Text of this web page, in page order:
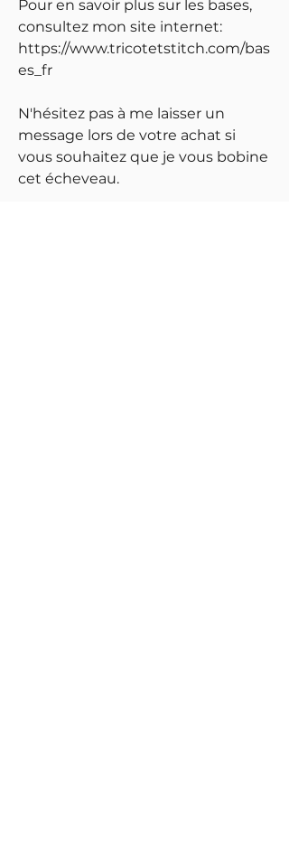
Pour en savoir plus sur les bases,
consultez mon site internet:
https://www.tricotetstitch.com/bas
es_fr
N'hésitez pas à me laisser un
message lors de votre achat si
vous souhaitez que je vous bobine
cet écheveau.